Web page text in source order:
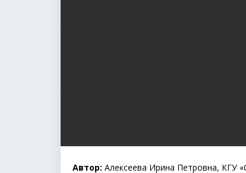
Автор: Алексеева Ирина Петровна, КГУ